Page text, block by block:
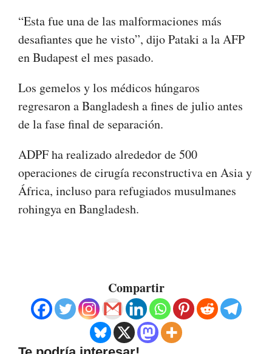
“Esta fue una de las malformaciones más
desafiantes que he visto”, dijo Pataki a la AFP
en Budapest el mes pasado.
Los gemelos y los médicos húngaros
regresaron a Bangladesh a fines de julio antes
de la fase final de separación.
ADPF ha realizado alrededor de 500
operaciones de cirugía reconstructiva en Asia y
África, incluso para refugiados musulmanes
rohingya en Bangladesh.
Compartir